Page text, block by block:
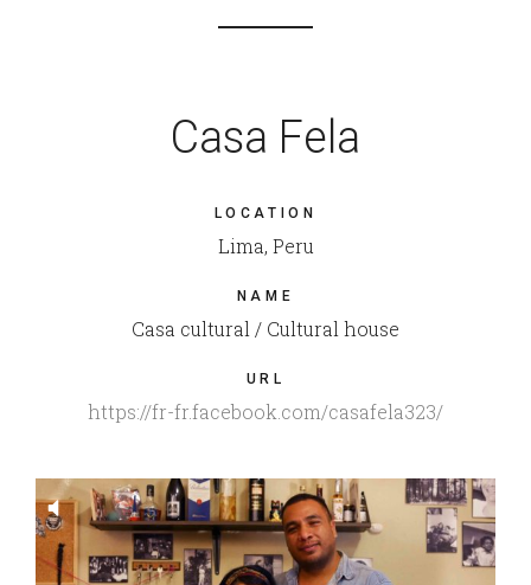
Casa Fela
LOCATION
Lima, Peru
NAME
Casa cultural / Cultural house
URL
https://fr-fr.facebook.com/casafela323/